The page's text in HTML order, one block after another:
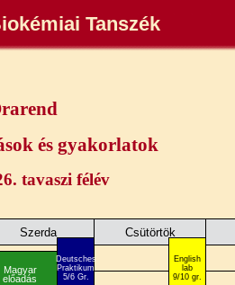
Tanszék
és gyakorlatok
tavaszi félév
Szerda Csütörtök
Magyar
előadás
Deutsches
Praktikum
5/6 Gr.
English
lab
9/10 gr.